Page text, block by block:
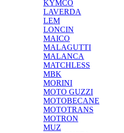
KYMCO
LAVERDA
LEM
LONCIN
MAICO
MALAGUTTI
MALANCA
MATCHLESS
MBK
MORINI
MOTO GUZZI
MOTOBECANE
MOTOTRANS
MOTRON
MUZ